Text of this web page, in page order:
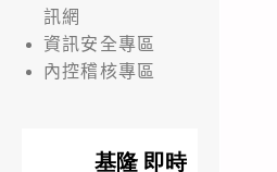
訊網
資訊安全專區
內控稽核專區